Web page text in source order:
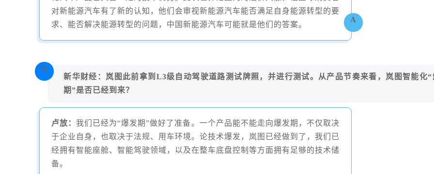
对新能源汽车有了新的认知，他们会审视新能源汽车能否满足自身能源转型的要
求、能否解决能源转型的问题，中国新能源汽车可能就是他们的答案。
A
Q
新华财经：岚图此前拿到L3级自动驾驶道路测试牌照，并进行测试。从产品节奏来看，岚图智能化“
期”是否已经到来？
卢放：我们已经为“爆发期”做好了准备。一个产品能不能走向爆发期，不仅取决
于企业自身，也取决于法规、用车环境。论技术爆发，岚图已经做到了，我们已
经拥有智能座舱、智能驾驶领域，以及在整车底盘控制等方面拥有足够的技术储
备。